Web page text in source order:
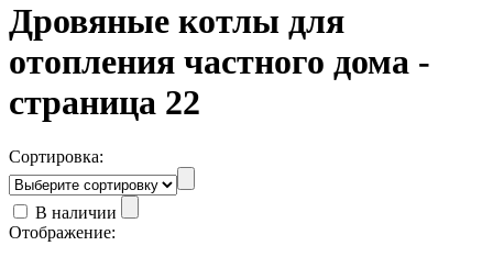
Дровяные котлы для
отопления частного дома -
страница 22
Сортировка:
В наличии
Отображение: